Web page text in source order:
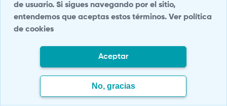
Mapa del sitio
Transparencia y acceso a la información pública
de usuario. Si sigues navegando por el sitio,
entendemos que aceptas estos términos.Ver política
de cookies
Aceptar
No, gracias